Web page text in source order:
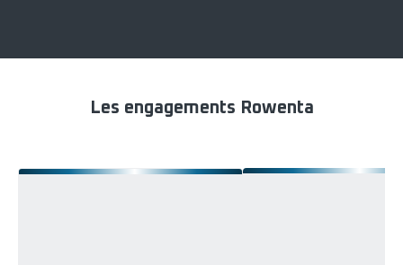
-
du
Les engagements Rowenta